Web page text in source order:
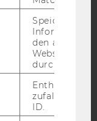
MEDIA
Speicherung
den aktuellen
durch
Enthält eine
ID.